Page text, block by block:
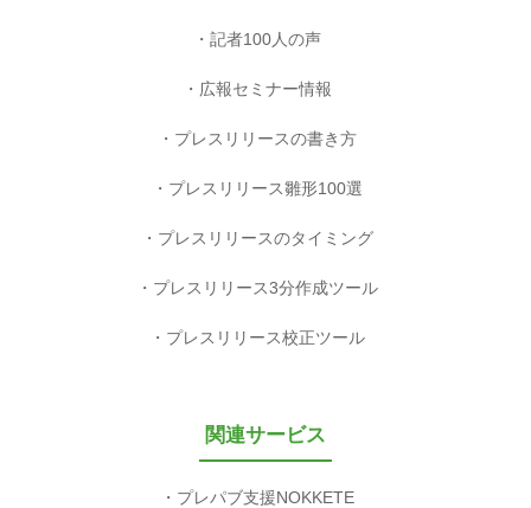
記者100人の声
広報セミナー情報
プレスリリースの書き方
プレスリリース雛形100選
プレスリリースのタイミング
プレスリリース3分作成ツール
プレスリリース校正ツール
関連サービス
プレパブ支援NOKKETE